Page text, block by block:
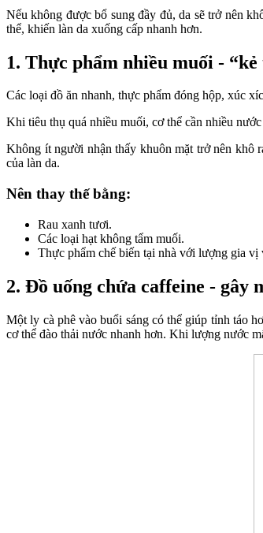
Nếu không được bổ sung đầy đủ, da sẽ trở nên
thể, khiến làn da xuống cấp nhanh hơn.
1. Thực phẩm nhiều muối -
Các loại đồ ăn nhanh, thực phẩm đóng hộp, xúc
Khi tiêu thụ quá nhiều muối, cơ thể cần nhiều
Không ít người nhận thấy khuôn mặt trở nên khô
của làn da.
Nên thay thế bằng:
Rau xanh tươi.
Các loại hạt không tẩm muối.
Thực phẩm chế biến tại nhà với lượng gia vị
2. Đồ uống chứa caffeine - gây
Một ly cà phê vào buổi sáng có thể giúp tỉnh táo
cơ thể đào thải nước nhanh hơn. Khi lượng nước